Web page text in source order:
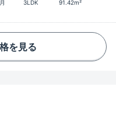
3LDK
91.42m²
を見る